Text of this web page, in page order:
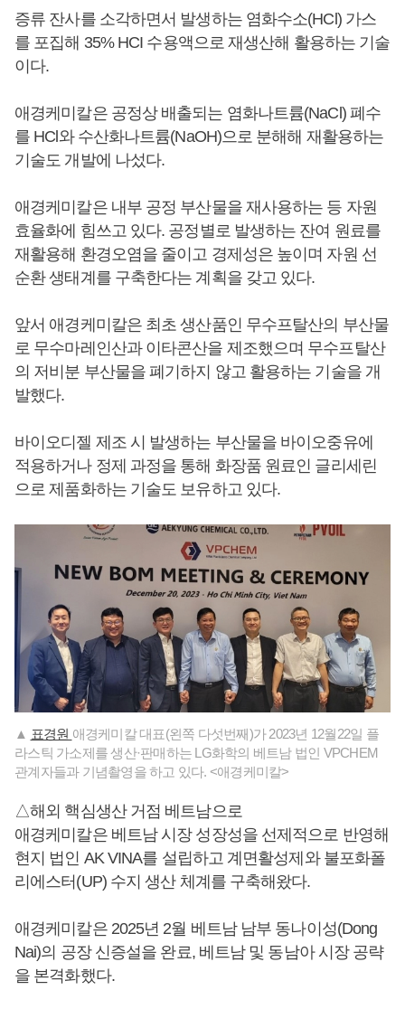
증류 잔사를 소각하면서 발생하는 염화수소(HCl) 가스
를 포집해 35% HCI 수용액으로 재생산해 활용하는 기술
이다.
애경케미칼은 공정상 배출되는 염화나트륨(NaCl) 폐수
를 HCl와 수산화나트륨(NaOH)으로 분해해 재활용하는
기술도 개발에 나섰다.
애경케미칼은 내부 공정 부산물을 재사용하는 등 자원
효율화에 힘쓰고 있다. 공정별로 발생하는 잔여 원료를
재활용해 환경오염을 줄이고 경제성은 높이며 자원 선
순환 생태계를 구축한다는 계획을 갖고 있다.
앞서 애경케미칼은 최초 생산품인 무수프탈산의 부산물
로 무수마레인산과 이타콘산을 제조했으며 무수프탈산
의 저비분 부산물을 폐기하지 않고 활용하는 기술을 개
발했다.
바이오디젤 제조 시 발생하는 부산물을 바이오중유에
적용하거나 정제 과정을 통해 화장품 원료인 글리세린
으로 제품화하는 기술도 보유하고 있다.
▲ 표경원 애경케미칼 대표(왼쪽 다섯번째)가 2023년 12월22일 플
라스틱 가소제를 생산·판매하는 LG화학의 베트남 법인 VPCHEM
관계자들과 기념촬영을 하고 있다. <애경케미칼>
△해외 핵심생산 거점 베트남으로
애경케미칼은 베트남 시장 성장성을 선제적으로 반영해
현지 법인 AK VINA를 설립하고 계면활성제와 불포화폴
리에스터(UP) 수지 생산 체계를 구축해왔다.
애경케미칼은 2025년 2월 베트남 남부 동나이성(Dong
Nai)의 공장 신증설을 완료, 베트남 및 동남아 시장 공략
을 본격화했다.